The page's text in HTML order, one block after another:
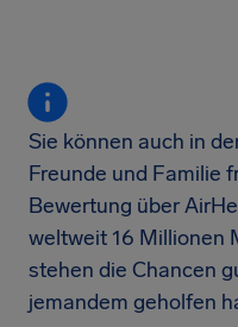
Sie können auch in
Freunde und Familie
Bewertung über
weltweit 16 Millionen
stehen die Chancen
jemandem geholfen